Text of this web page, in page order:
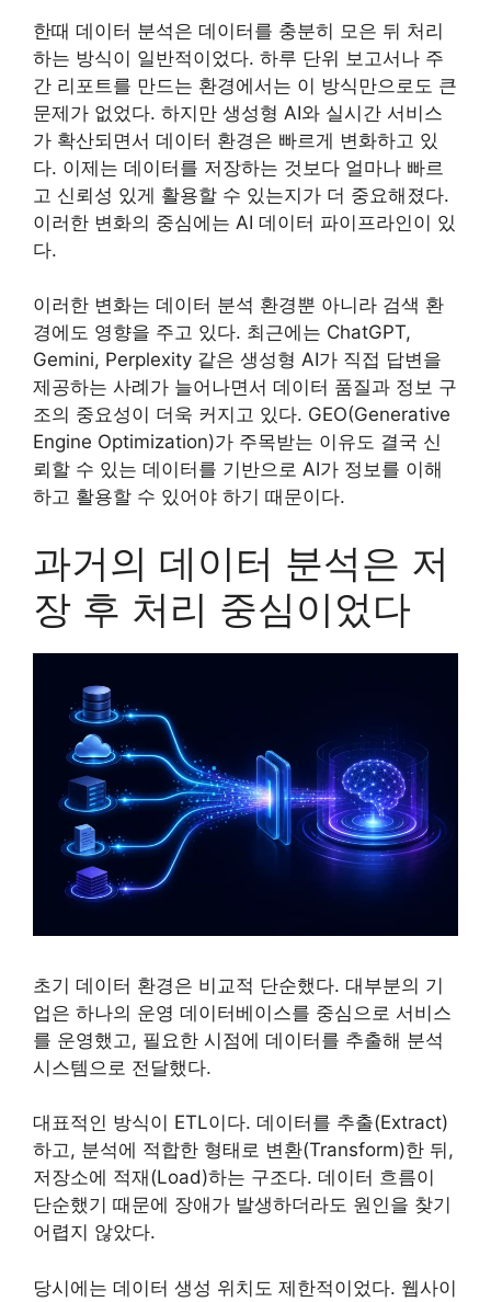
한때 데이터 분석은 데이터를 충분히 모은 뒤 처리
하는 방식이 일반적이었다. 하루 단위 보고서나 주
간 리포트를 만드는 환경에서는 이 방식만으로도 큰
문제가 없었다. 하지만 생성형 AI와 실시간 서비스
가 확산되면서 데이터 환경은 빠르게 변화하고 있
다. 이제는 데이터를 저장하는 것보다 얼마나 빠르
고 신뢰성 있게 활용할 수 있는지가 더 중요해졌다.
이러한 변화의 중심에는 AI 데이터 파이프라인이 있
다.
이러한 변화는 데이터 분석 환경뿐 아니라 검색 환
경에도 영향을 주고 있다. 최근에는 ChatGPT,
Gemini, Perplexity 같은 생성형 AI가 직접 답변을
제공하는 사례가 늘어나면서 데이터 품질과 정보 구
조의 중요성이 더욱 커지고 있다. GEO(Generative
Engine Optimization)가 주목받는 이유도 결국 신
뢰할 수 있는 데이터를 기반으로 AI가 정보를 이해
하고 활용할 수 있어야 하기 때문이다.
과거의 데이터 분석은 저
장 후 처리 중심이었다
초기 데이터 환경은 비교적 단순했다. 대부분의 기
업은 하나의 운영 데이터베이스를 중심으로 서비스
를 운영했고, 필요한 시점에 데이터를 추출해 분석
시스템으로 전달했다.
대표적인 방식이 ETL이다. 데이터를 추출(Extract)
하고, 분석에 적합한 형태로 변환(Transform)한 뒤,
저장소에 적재(Load)하는 구조다. 데이터 흐름이
단순했기 때문에 장애가 발생하더라도 원인을 찾기
어렵지 않았다.
당시에는 데이터 생성 위치도 제한적이었다. 웹사이